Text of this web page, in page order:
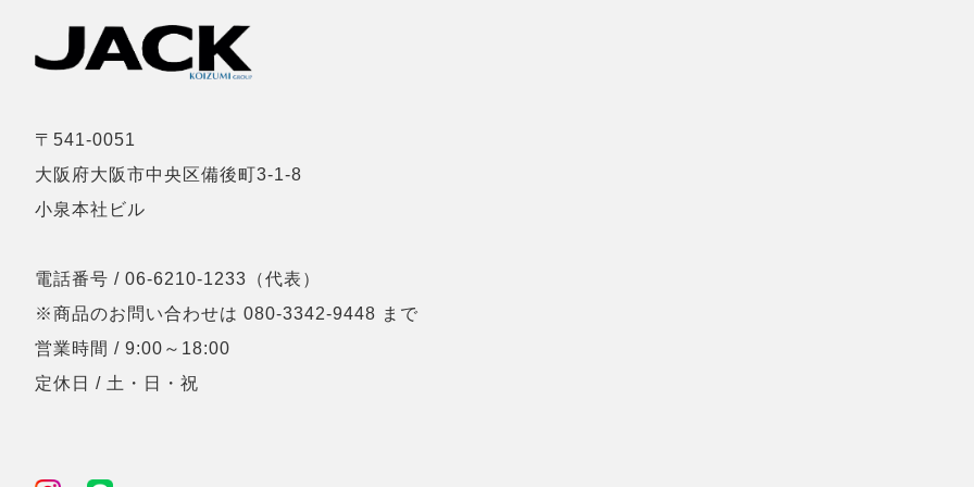
〒541-0051
大阪府大阪市中央区備後町3-1-8
小泉本社ビル
電話番号 / 06-6210-1233（代表）
※商品のお問い合わせは 080-3342-9448 まで
営業時間 / 9:00～18:00
定休日 / 土・日・祝